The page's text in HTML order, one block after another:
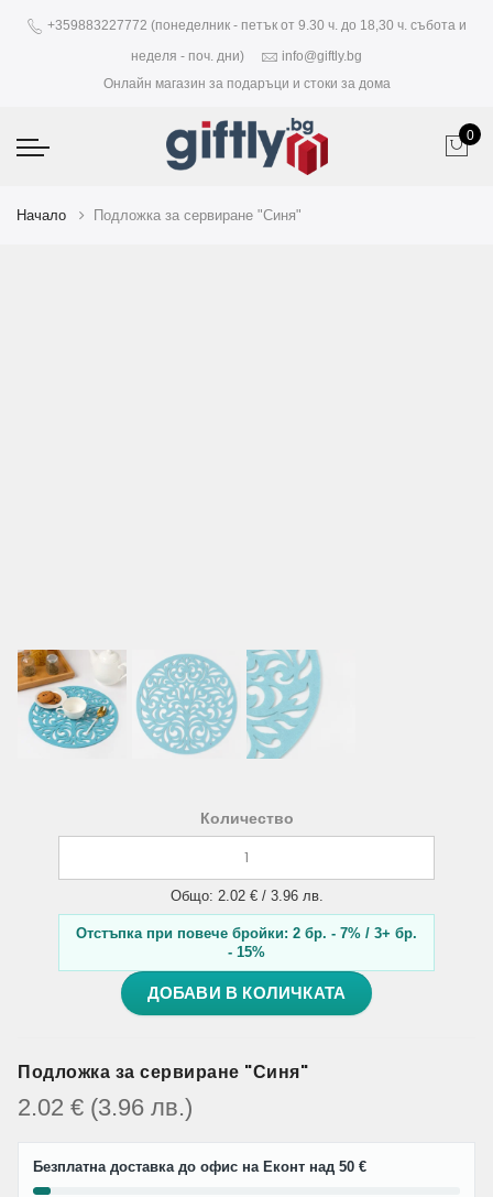
+359883227772 (понеделник - петък от 9.30 ч. до 18,30 ч. събота и
неделя - поч. дни)
info@giftly.bg
Онлайн магазин за подаръци и стоки за дома
0
Начало Подложка за сервиране "Синя"
Количество
Общо: 2.02 € / 3.96 лв.
Отстъпка при повече бройки: 2 бр. - 7% / 3+ бр.
- 15%
ДОБАВИ В КОЛИЧКАТА
Подложка за сервиране "Синя"
2.02 € (3.96 лв.)
Безплатна доставка до офис на Еконт над 50 €